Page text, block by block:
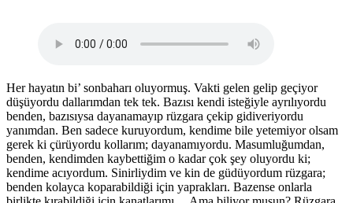
Her hayatın bi’ sonbaharı oluyormuş. Vakti gelen gelip geçiyor
düşüyordu dallarımdan tek tek. Bazısı kendi isteğiyle ayrılıyordu
benden, bazısıysa dayanamayıp rüzgara çekip gidiveriyordu
yanımdan. Ben sadece kuruyordum, kendime bile yetemiyor olsam
gerek ki çürüyordu kollarım; dayanamıyordu. Masumluğumdan,
benden, kendimden kaybettiğim o kadar çok şey oluyordu ki;
kendime acıyordum. Sinirliydim ve kin de güdüyordum rüzgara;
benden kolayca koparabildiği için yaprakları. Bazense onlarla